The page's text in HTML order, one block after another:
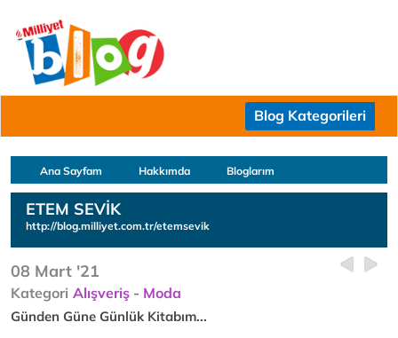
Blog Kategorileri
Ana Sayfam Hakkımda Bloglarım
ETEM SEVİK
http://blog.milliyet.com.tr/etemsevik
08 Mart '21
Kategori Alışveriş - Moda
Günden Güne Günlük Kitabım...